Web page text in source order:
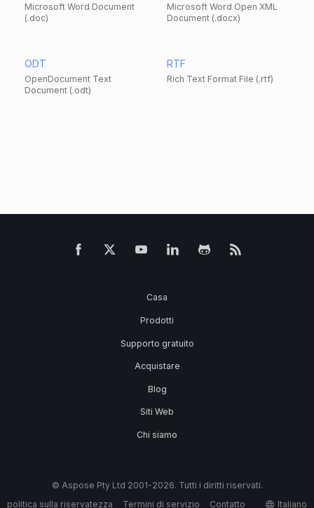
Microsoft Word Document
(.doc)
Microsoft Word Open XML
Document (.docx)
ODT
OpenDocument Text
Document (.odt)
RTF
Rich Text Format File (.rtf)
Casa
Prodotti
Supporto gratuito
Acquistare
Blog
Siti Web
Chi siamo
© Aspose Pty Ltd 2001-2026. Tutti i diritti riservati.
politica sulla riservatezza
Termini di servizio Contatto Italiano